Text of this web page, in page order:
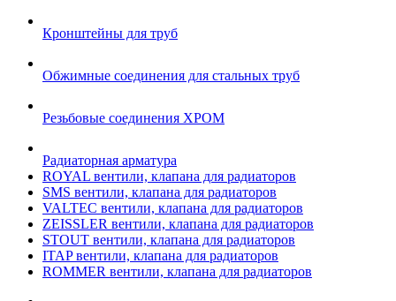
Кронштейны для труб
Обжимные соединения для стальных труб
Резьбовые соединения ХРОМ
Радиаторная арматура
ROYAL вентили, клапана для радиаторов
SMS вентили, клапана для радиаторов
VALTEC вентили, клапана для радиаторов
ZEISSLER вентили, клапана для радиаторов
STOUT вентили, клапана для радиаторов
ITAP вентили, клапана для радиаторов
ROMMER вентили, клапана для радиаторов